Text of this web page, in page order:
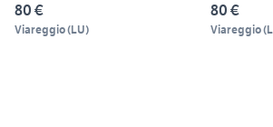
80 €
Viareggio(LU)
80 €
Viareggio(